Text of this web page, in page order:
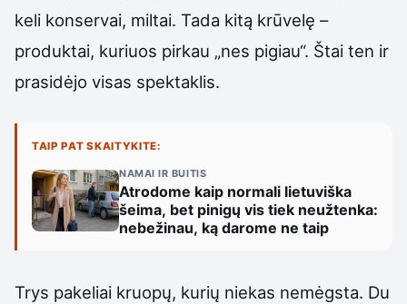
keli konservai, miltai. Tada kitą krūvelę –
produktai, kuriuos pirkau „nes pigiau“. Štai ten ir
prasidėjo visas spektaklis.
TAIP PAT SKAITYKITE:
NAMAI IR BUITIS
Atrodome kaip normali lietuviška
šeima, bet pinigų vis tiek neužtenka:
nebežinau, ką darome ne taip
Trys pakeliai kruopų, kurių niekas nemėgsta. Du